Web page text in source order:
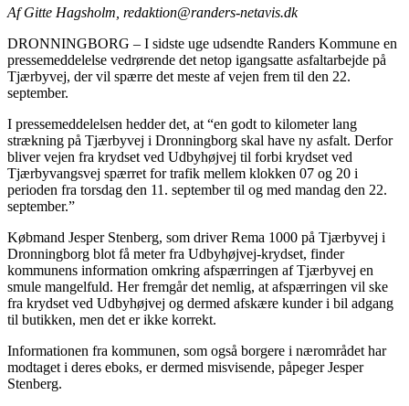
Af Gitte Hagsholm, redaktion@randers-netavis.dk
DRONNINGBORG – I sidste uge udsendte Randers Kommune en
pressemeddelelse vedrørende det netop igangsatte asfaltarbejde på
Tjærbyvej, der vil spærre det meste af vejen frem til den 22.
september.
I pressemeddelelsen hedder det, at “en godt to kilometer lang
strækning på Tjærbyvej i Dronningborg skal have ny asfalt. Derfor
bliver vejen fra krydset ved Udbyhøjvej til forbi krydset ved
Tjærbyvangsvej spærret for trafik mellem klokken 07 og 20 i
perioden fra torsdag den 11. september til og med mandag den 22.
september.”
Købmand Jesper Stenberg, som driver Rema 1000 på Tjærbyvej i
Dronningborg blot få meter fra Udbyhøjvej-krydset, finder
kommunens information omkring afspærringen af Tjærbyvej en
smule mangelfuld. Her fremgår det nemlig, at afspærringen vil ske
fra krydset ved Udbyhøjvej og dermed afskære kunder i bil adgang
til butikken, men det er ikke korrekt.
Informationen fra kommunen, som også borgere i nærområdet har
modtaget i deres eboks, er dermed misvisende, påpeger Jesper
Stenberg.